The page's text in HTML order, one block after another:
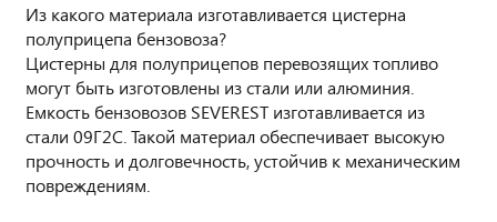
Из какого материала изготавливается цистерна
полуприцепа бензовоза?
Цистерны для полуприцепов перевозящих топливо
могут быть изготовлены из стали или алюминия.
Емкость бензовозов SEVEREST изготавливается из
стали 09Г2С. Такой материал обеспечивает высокую
прочность и долговечность, устойчив к механическим
повреждениям.